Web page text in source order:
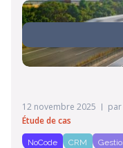
12 novembre 2025 par
Étude de cas
NoCode CRM